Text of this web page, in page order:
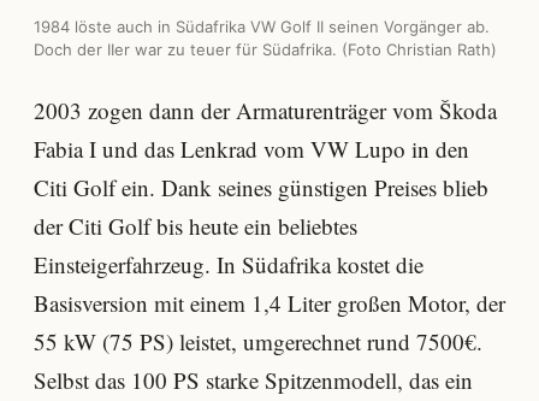
1984 löste auch in Südafrika VW Golf II seinen Vorgänger ab.
Doch der IIer war zu teuer für Südafrika. (Foto Christian Rath)
2003 zogen dann der Armaturenträger vom Škoda
Fabia I und das Lenkrad vom VW Lupo in den
Citi Golf ein. Dank seines günstigen Preises blieb
der Citi Golf bis heute ein beliebtes
Einsteigerfahrzeug. In Südafrika kostet die
Basisversion mit einem 1,4 Liter großen Motor, der
55 kW (75 PS) leistet, umgerechnet rund 7500€.
Selbst das 100 PS starke Spitzenmodell, das ein